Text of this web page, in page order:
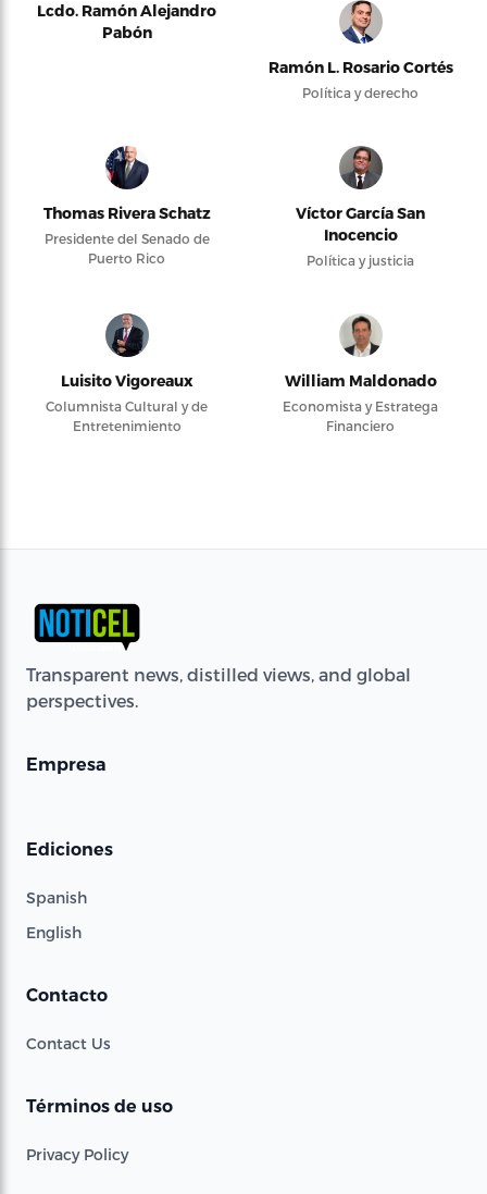
Lcdo. Ramón Alejandro
Pabón
Ramón L. Rosario Cortés
Política y derecho
Thomas Rivera Schatz
Presidente del Senado de
Puerto Rico
Víctor García San
Inocencio
Política y justicia
Luisito Vigoreaux
Columnista Cultural y de
Entretenimiento
William Maldonado
Economista y Estratega
Financiero
Transparent news, distilled views, and global
perspectives.
Empresa
Ediciones
Spanish
English
Contacto
Contact Us
Términos de uso
Privacy Policy